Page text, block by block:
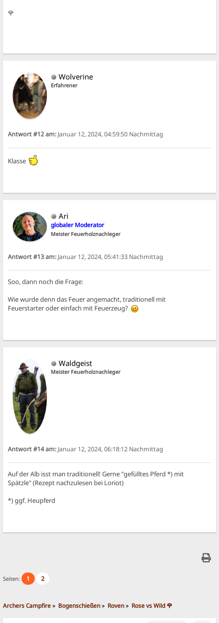
🌹
Wolverine
Erfahrener
Antwort #12 am: Januar 12, 2024, 04:59:50 Nachmittag
Klasse
Ari
globaler Moderator
Meister Feuerholznachleger
Antwort #13 am: Januar 12, 2024, 05:41:33 Nachmittag
Soo, dann noch die Frage:
Wie wurde denn das Feuer angemacht, traditionell mit
Feuerstarter oder einfach mit Feuerzeug?
Waldgeist
Meister Feuerholznachleger
Antwort #14 am: Januar 12, 2024, 06:18:12 Nachmittag
Auf der Alb isst man traditionell! Gerne "gefülltes Pferd *) mit
Spätzle" (Rezept nachzulesen bei Loriot)
*) ggf. Heupferd
Seiten: 1 2
Archers Campfire» Bogenschießen» Roven» Rose vs Wild 🌹